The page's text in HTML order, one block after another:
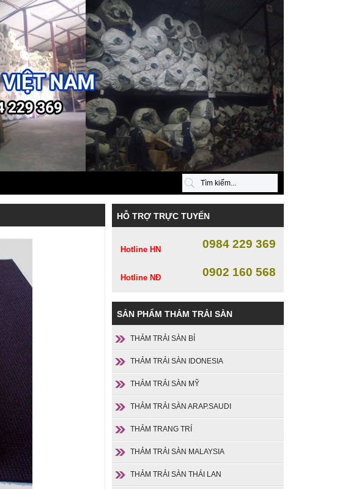
HỖ TRỢ TRỰC TUYẾN
Hotline HN 0984 229 369
Hotline NĐ 0902 160 568
SẢN PHẨM THẢM TRẢI SÀN
THẢM TRẢI SÀN BỈ
THẢM TRẢI SÀN IDONESIA
THẢM TRẢI SÀN MỸ
THẢM TRẢI SÀN ARAP.SAUDI
THẢM TRANG TRÍ
THẢM TRẢI SÀN MALAYSIA
THẢM TRẢI SÀN THÁI LAN